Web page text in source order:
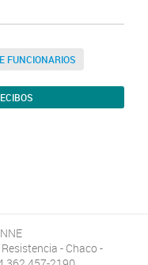
FUNCIONARIOS
- Chaco -